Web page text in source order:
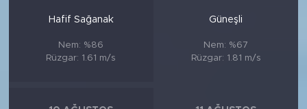
Hafif Sağanak
Nem: %86
Rüzgar: 1.61 m/s
Güneşli
Nem: %67
Rüzgar: 1.81 m/s